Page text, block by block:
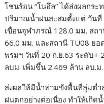
โชนร้อน “โนอึล” ได้ส่งผลกร
ปริมาณน้ำฝนสะสมตั้งแต่ วันที่
เขื่อนจุฬาภรณ์ 128.0 มม. สถ
66.0 มม. และสถานี TU08 ยอ
พรมฯ วันที่ 20 ก.ย.63 ระดับ+
ลบม. เพิ่มขึ้น 2.469 ล้าน ลบ.ม.
ส่งผลให้มีน้ำท่วมขังพื้นที่ลุ่มต่
ฝนตกอย่างต่อเนื่อง ทำให้เกิ